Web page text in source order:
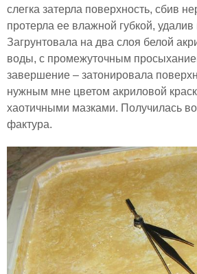
слегка затерла поверхность, сбив
протерла ее влажной губкой, удалив
Загрунтовала на два слоя белой
воды, с промежуточным
завершение – затонировала
нужным мне цветом акриловой
хаотичными мазками. Получилась
фактура.